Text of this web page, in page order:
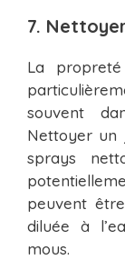
7.
La
souvent
Nettoyer un
sprays
peuvent
diluée à
mous.